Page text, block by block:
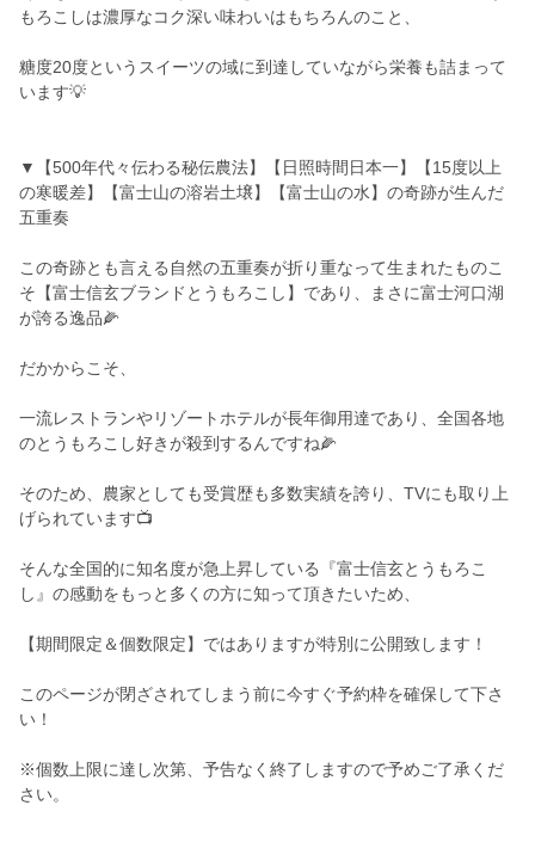
もろこしは濃厚なコク深い味わいはもちろんのこと、
糖度20度というスイーツの域に到達していながら栄養も詰まって
います💡
▼【500年代々伝わる秘伝農法】【日照時間日本一】【15度以上
の寒暖差】【富士山の溶岩土壌】【富士山の水】の奇跡が生んだ
五重奏
この奇跡とも言える自然の五重奏が折り重なって生まれたものこ
そ【富士信玄ブランドとうもろこし】であり、まさに富士河口湖
が誇る逸品🌽
だかからこそ、
一流レストランやリゾートホテルが長年御用達であり、全国各地
のとうもろこし好きが殺到するんですね🌽
そのため、農家としても受賞歴も多数実績を誇り、TVにも取り上
げられています📺
そんな全国的に知名度が急上昇している『富士信玄とうもろこ
し』の感動をもっと多くの方に知って頂きたいため、
【期間限定＆個数限定】ではありますが特別に公開致します！
このページが閉ざされてしまう前に今すぐ予約枠を確保して下さ
い！
※個数上限に達し次第、予告なく終了しますので予めご了承くだ